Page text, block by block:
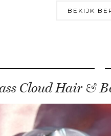
BEKIJK
Cloud Hair &